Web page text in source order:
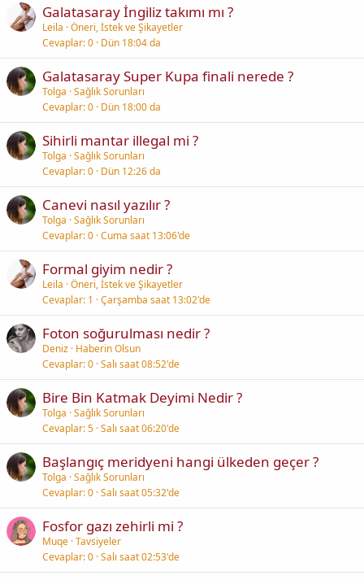
Galatasaray İngiliz takımı mı ?
Leila Öneri, İstek ve Şikayetler
Cevaplar 0 Dün 18:04 da
Galatasaray Super Kupa finali nerede ?
Tolga Sağlık Sorunları
Cevaplar 0 Dün 18:00 da
Sihirli mantar illegal mi ?
Tolga Sağlık Sorunları
Cevaplar 0 Dün 12:26 da
Canevi nasıl yazılır ?
Tolga Sağlık Sorunları
Cevaplar 0 Cuma saat 13:06'de
Formal giyim nedir ?
Leila Öneri, İstek ve Şikayetler
Cevaplar 1 Çarşamba saat 13:02'de
Foton soğurulması nedir ?
Deniz Haberin Olsun
Cevaplar 0 Salı saat 08:52'de
Bire Bin Katmak Deyimi Nedir ?
Tolga Sağlık Sorunları
Cevaplar 5 Salı saat 06:20'de
Başlangıç meridyeni hangi ülkeden geçer ?
Tolga Sağlık Sorunları
Cevaplar 0 Salı saat 05:32'de
Fosfor gazı zehirli mi ?
Muqe Tavsiyeler
Cevaplar 0 Salı saat 02:53'de